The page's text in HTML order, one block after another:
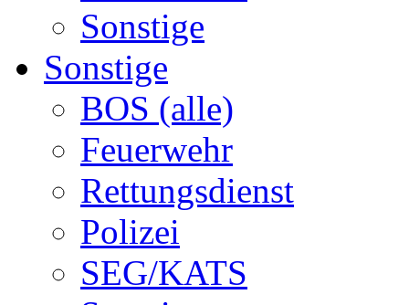
Sonstige
Sonstige
BOS (alle)
Feuerwehr
Rettungsdienst
Polizei
SEG/KATS